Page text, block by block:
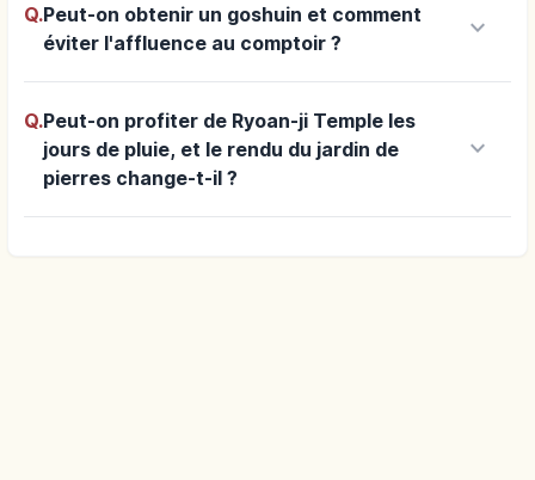
Q.Peut-on obtenir un goshuin et comment
éviter l'affluence au comptoir ?
keyboard_arrow_down
Q.Peut-on profiter de Ryoan-ji Temple les
jours de pluie, et le rendu du jardin de
pierres change-t-il ?
keyboard_arrow_down